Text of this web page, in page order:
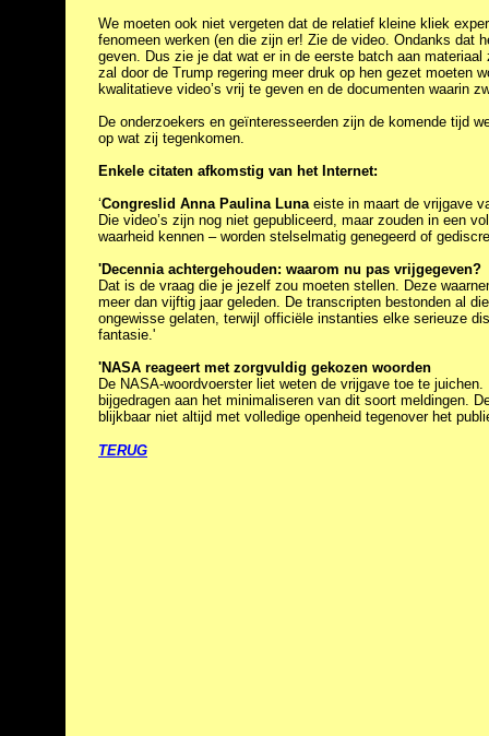
We moeten ook niet vergeten dat de relatief kleine kliek
fenomeen werken (en die zijn er! Zie de video. Ondanks dat
geven. Dus zie je dat wat er in de eerste batch aan
zal door de Trump regering meer druk op hen gezet moeten
kwalitatieve video’s vrij te geven en de documenten waarin
De onderzoekers en geïnteresseerden zijn de komende tijd
op wat zij tegenkomen.
Enkele citaten afkomstig van het Internet:
‘Congreslid Anna Paulina Lunaeiste in maart de vrijgave
Die video’s zijn nog niet gepubliceerd, maar zouden in een
waarheid kennen – worden stelselmatig genegeerd of
'Decennia achtergehouden: waarom nu pas vrijgegeven?
Dat is de vraag die je jezelf zou moeten stellen. Deze
meer dan vijftig jaar geleden. De transcripten bestonden al
ongewisse gelaten, terwijl officiële instanties elke serieuze
fantasie.'
'NASA reageert met zorgvuldig gekozen woorden
De NASA-woordvoerster liet weten de vrijgave toe te
bijgedragen aan het minimaliseren van dit soort meldingen.
blijkbaar niet altijd met volledige openheid tegenover het
TERUG